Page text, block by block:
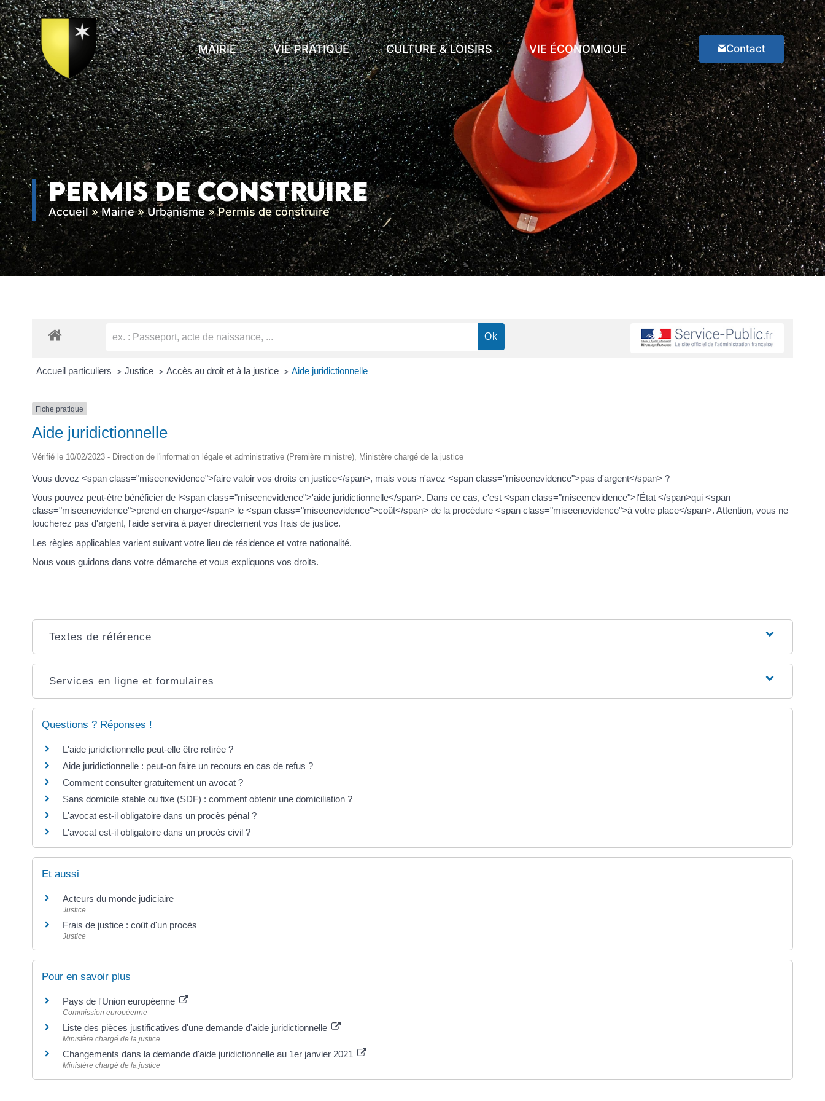
principal
MAIRIE VIE PRATIQUE CULTURE & LOISIRS VIE ÉCONOMIQUE Contact
Permis de construire
Accueil »Mairie»Urbanisme»Permis de construire
Accueil particuliers > Justice > Accès au droit et à la justice > Aide juridictionnelle
Fiche pratique
Aide juridictionnelle
Vérifié le 10/02/2023 - Direction de l'information légale et administrative (Première ministre), Ministère chargé de la justice
Vous devez <span class="miseenevidence">faire valoir vos droits en justice</span>, mais vous n'avez <span class="miseenevidence">pas d'argent</span> ?
Vous pouvez peut-être bénéficier de l<span class="miseenevidence">'aide juridictionnelle</span>. Dans ce cas, c'est <span class="miseenevidence">l'État </span>qui <span
class="miseenevidence">prend en charge</span> le <span class="miseenevidence">coût</span> de la procédure <span class="miseenevidence">à votre place</span>. Attention, vous ne
toucherez pas d'argent, l'aide servira à payer directement vos frais de justice.
Les règles applicables varient suivant votre lieu de résidence et votre nationalité.
Nous vous guidons dans votre démarche et vous expliquons vos droits.
Textes de référence
Services en ligne et formulaires
Questions ? Réponses !
L'aide juridictionnelle peut-elle être retirée ?
Aide juridictionnelle : peut-on faire un recours en cas de refus ?
Comment consulter gratuitement un avocat ?
Sans domicile stable ou fixe (SDF) : comment obtenir une domiciliation ?
L'avocat est-il obligatoire dans un procès pénal ?
L'avocat est-il obligatoire dans un procès civil ?
Et aussi
Acteurs du monde judiciaire
Justice
Frais de justice : coût d'un procès
Justice
Pour en savoir plus
Pays de l'Union européenne
Commission européenne
Liste des pièces justificatives d'une demande d'aide juridictionnelle
Ministère chargé de la justice
Changements dans la demande d'aide juridictionnelle au 1er janvier 2021
Ministère chargé de la justice